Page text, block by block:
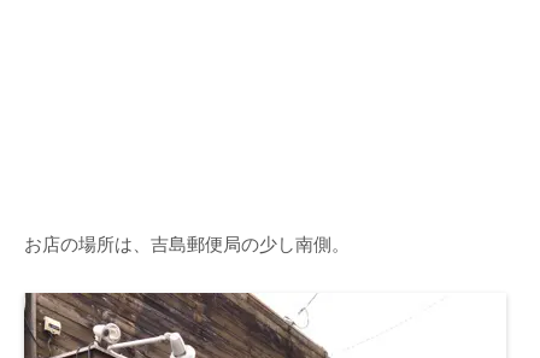
お店の場所は、吉島郵便局の少し南側。